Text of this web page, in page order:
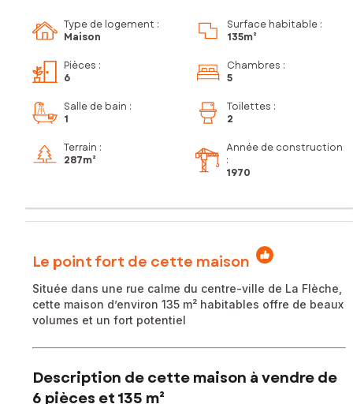
Type de logement :
Maison
Surface habitable :
135m²
Pièces :
6
Chambres :
5
Salle de bain :
1
Toilettes :
2
Terrain :
287m²
Année de construction
:
1970
Le point fort de cette maison
Située dans une rue calme du centre-ville de La Flèche,
cette maison d’environ 135 m² habitables offre de beaux
volumes et un fort potentiel
Description de cette maison à vendre de
6 pièces et 135 m²